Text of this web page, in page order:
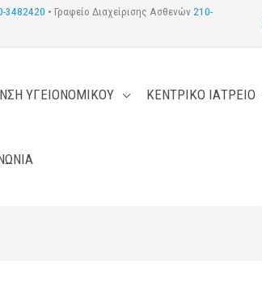
3482420 • Γραφείο Διαχείρισης Ασθενών210-
ΥΓΕΙΟΝΟΜΙΚΟΥ ΚΕΝΤΡΙΚΟ ΙΑΤΡΕΙΟ